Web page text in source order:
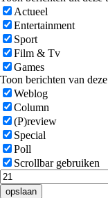
Actueel
Entertainment
Sport
Film & Tv
Games
Toon berichten van
Weblog
Column
(P)review
Special
Poll
Scrollbar gebruiken
opslaan